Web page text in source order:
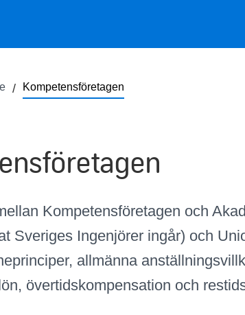
Kompetensföretagen
Kompetensföretagen och
Sveriges Ingenjörer ingår) och
allmänna
övertidskompensation och